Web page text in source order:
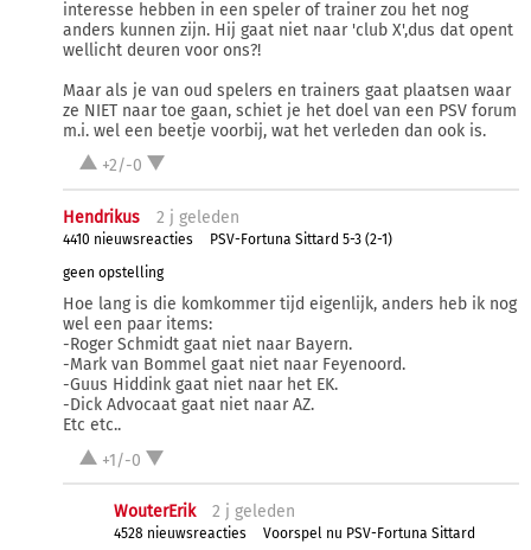
interesse hebben in een speler of trainer zou het nog
anders kunnen zijn. Hij gaat niet naar 'club X',dus dat opent
wellicht deuren voor ons?!
Maar als je van oud spelers en trainers gaat plaatsen waar
ze NIET naar toe gaan, schiet je het doel van een PSV forum
m.i. wel een beetje voorbij, wat het verleden dan ook is.
+2/-0
Hendrikus 2 j geleden
4410 nieuwsreacties
PSV-Fortuna Sittard 5-3 (2-1)
geen opstelling
Hoe lang is die komkommer tijd eigenlijk, anders heb ik nog
wel een paar items:
-Roger Schmidt gaat niet naar Bayern.
-Mark van Bommel gaat niet naar Feyenoord.
-Guus Hiddink gaat niet naar het EK.
-Dick Advocaat gaat niet naar AZ.
Etc etc..
+1/-0
WouterErik 2 j geleden
4528 nieuwsreacties Voorspel nu PSV-Fortuna Sittard